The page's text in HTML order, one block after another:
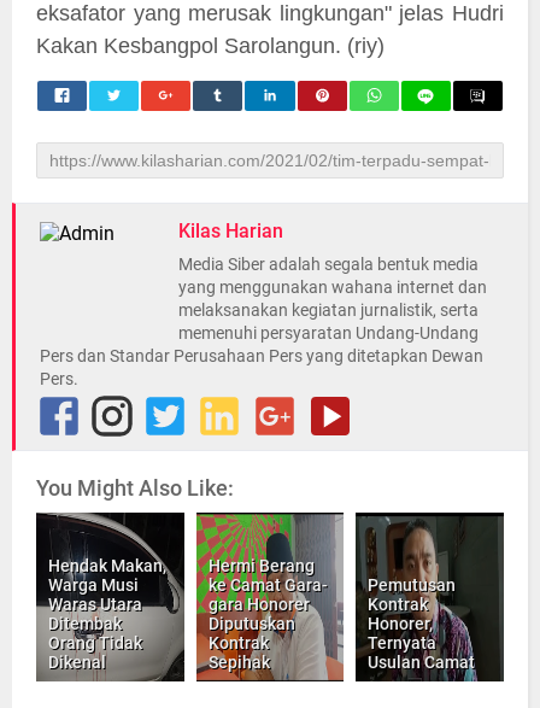
eksafator yang merusak lingkungan" jelas Hudri
Kakan Kesbangpol Sarolangun. (riy)
Kilas Harian
Media Siber adalah segala bentuk media
yang menggunakan wahana internet dan
melaksanakan kegiatan jurnalistik, serta
memenuhi persyaratan Undang-Undang
Pers dan Standar Perusahaan Pers yang ditetapkan Dewan
Pers.
You Might Also Like:
Hendak Makan,
Warga Musi
Waras Utara
Ditembak
Orang Tidak
Dikenal
Hermi Berang
ke Camat Gara-
gara Honorer
Diputuskan
Kontrak
Sepihak
Pemutusan
Kontrak
Honorer,
Ternyata
Usulan Camat